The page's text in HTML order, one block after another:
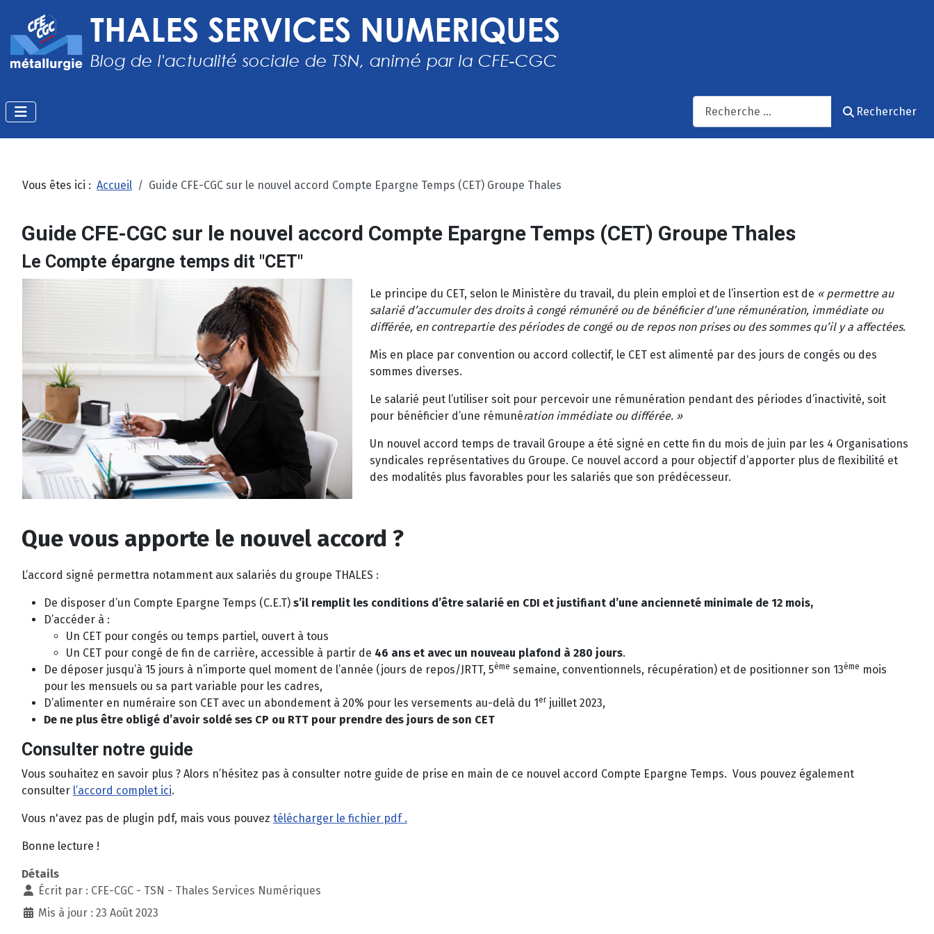
Recherche
Rechercher
Vous êtes ici : Accueil Guide CFE-CGC sur le nouvel accord Compte Epargne Temps (CET) Groupe Thales
Guide CFE-CGC sur le nouvel accord Compte Epargne Temps (CET) Groupe Thales
Le Compte épargne temps dit "CET"
Le principe du CET, selon le Ministère du travail, du plein emploi et de l’insertion est de « permettre au
salarié d’accumuler des droits à congé rémunéré ou de bénéficier d’une rémunération, immédiate ou
différée, en contrepartie des périodes de congé ou de repos non prises ou des sommes qu’il y a affectées.
Mis en place par convention ou accord collectif, le CET est alimenté par des jours de congés ou des
sommes diverses.
Le salarié peut l’utiliser soit pour percevoir une rémunération pendant des périodes d’inactivité, soit
pour bénéficier d’une rémunération immédiate ou différée. »
Un nouvel accord temps de travail Groupe a été signé en cette fin du mois de juin par les 4 Organisations
syndicales représentatives du Groupe. Ce nouvel accord a pour objectif d’apporter plus de flexibilité et
des modalités plus favorables pour les salariés que son prédécesseur.
Que vous apporte le nouvel accord ?
L’accord signé permettra notamment aux salariés du groupe THALES :
De disposer d’un Compte Epargne Temps (C.E.T) s’il remplit les conditions d’être salarié en CDI et justifiant d’une ancienneté minimale de 12 mois,
D’accéder à :
Un CET pour congés ou temps partiel, ouvert à tous
Un CET pour congé de fin de carrière, accessible à partir de 46 ans et avec un nouveau plafond à 280 jours.
De déposer jusqu’à 15 jours à n’importe quel moment de l’année (jours de repos/JRTT, 5ème semaine, conventionnels, récupération) et de positionner son 13ème mois
pour les mensuels ou sa part variable pour les cadres,
D’alimenter en numéraire son CET avec un abondement à 20% pour les versements au-delà du 1 er juillet 2023,
De ne plus être obligé d’avoir soldé ses CP ou RTT pour prendre des jours de son CET
Consulter notre guide
Vous souhaitez en savoir plus ? Alors n’hésitez pas à consulter notre guide de prise en main de ce nouvel accord Compte Epargne Temps. Vous pouvez également
consulter l’accord complet ici.
Vous n'avez pas de plugin pdf, mais vous pouvez télécharger le fichier pdf .
Bonne lecture !
Détails
Écrit par : CFE-CGC - TSN - Thales Services Numériques
Mis à jour : 23 Août 2023